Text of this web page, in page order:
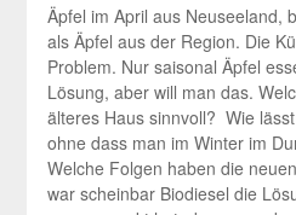
Äpfel im April aus Neuseeland,
als Äpfel aus der Region. Die
Problem. Nur saisonal Äpfel
Lösung, aber will man das.
älteres Haus sinnvoll? Wie
ohne dass man im Winter im
Welche Folgen haben die
war scheinbar Biodiesel die